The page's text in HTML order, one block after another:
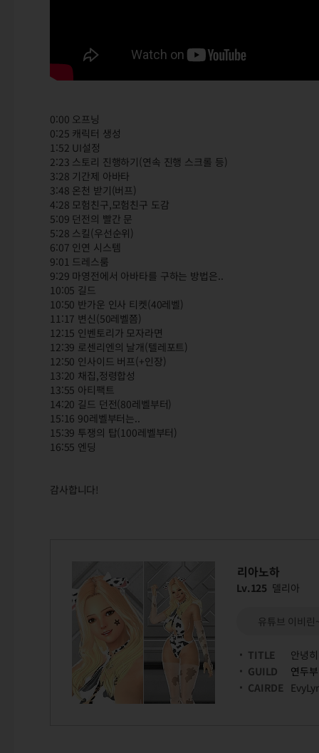
0:00 오프닝
0:25 캐릭터 생성
1:52 UI설정
2:23 스토리 진행하기(연속 진행 스크롤 등)
3:28 기간제 아바타
3:48 온천 받기(버프)
4:28 모험친구,모험친구 도감
5:09 던전의 빨간 문
5:28 스킬(우선순위)
6:07 인연 시스템
9:01 드레스룸
9:29 마영전에서 아바타를 구하는 방법은..
10:05 길드
10:50 반가운 인사 티켓(40레벨)
11:17 변신(50레벨쯤)
12:15 인벤토리가 모자라면
12:39 로센리엔의 날개(텔레포트)
12:50 인사이드 버프(+인장)
13:20 채집,정령합성
13:55 아티팩트
14:20 길드 던전(80레벨부터)
15:16 90레벨부터는..
15:39 투쟁의 탑(100레벨부터)
16:55 엔딩
감사합니다!
리아노하
Lv.125 델리아
유튜브 이비린
TITLE
안녕
GUILD
연두부
CAIRDE